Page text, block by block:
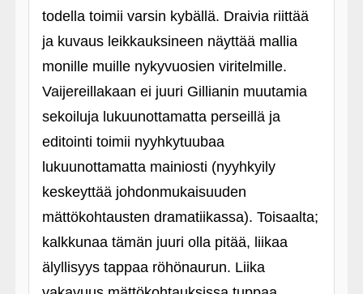
todella toimii varsin kybällä. Draivia riittää
ja kuvaus leikkauksineen näyttää mallia
monille muille nykyvuosien viritelmille.
Vaijereillakaan ei juuri Gillianin muutamia
sekoiluja lukuunottamatta perseillä ja
editointi toimii nyyhkytuubaa
lukuunottamatta mainiosti (nyyhkyily
keskeyttää johdonmukaisuuden
mättökohtausten dramatiikassa). Toisaalta;
kalkkunaa tämän juuri olla pitää, liikaa
älyllisyys tappaa röhönaurun. Liika